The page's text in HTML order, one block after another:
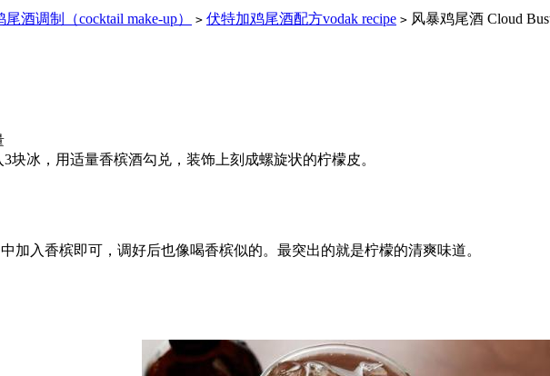
尾酒调制（cocktail make-up） > 伏特加鸡尾酒配方vodak recipe > 风暴鸡尾酒 Cloud
块冰，用适量香槟酒勾兑，装饰上刻成螺旋状的柠檬皮。
加入香槟即可，调好后也像喝香槟似的。最突出的就是柠檬的清爽味道。